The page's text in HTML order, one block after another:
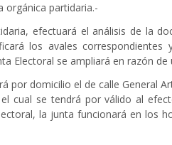
orgánica partidaria.-
efectuará el análisis de la
los avales correspondientes
Electoral se ampliará en razón
por domicilio el de calle General
cual se tendrá por válido al
la junta funcionará en los